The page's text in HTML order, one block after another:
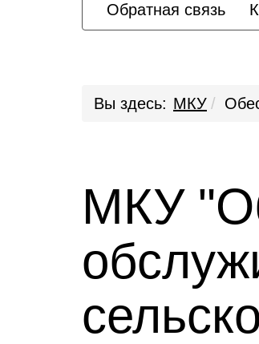
Обратная связь
Вы здесь: МКУ
МКУ